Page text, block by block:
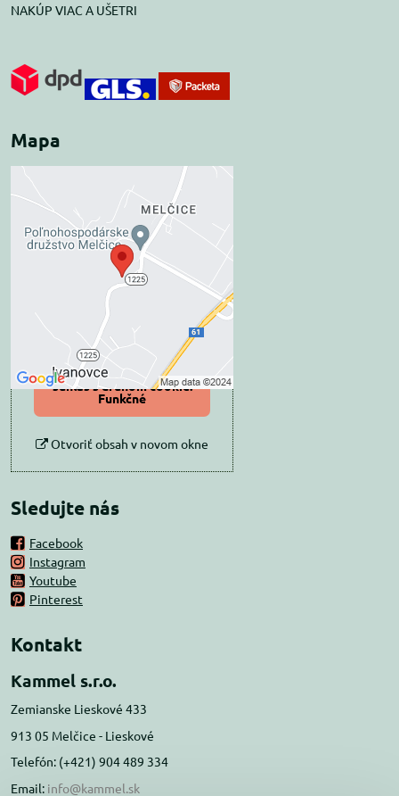
NAKÚP VIAC A UŠETRI
Mapa
Externý obsah je
blokovaný Voľbami
súkromia
Prajete si načítať externý obsah?
Povoliť tentokrát
Povoliť a zapamätať -
súhlas s druhom cookie:
Funkčné
Otvoriť obsah v novom okne
Sledujte nás
Facebook
Instagram
Youtube
Pinterest
Kontakt
Kammel s.r.o.
Zemianske Lieskové 433
913 05 Melčice - Lieskové
Telefón: (+421) 904 489 334
Email: info@kammel.sk